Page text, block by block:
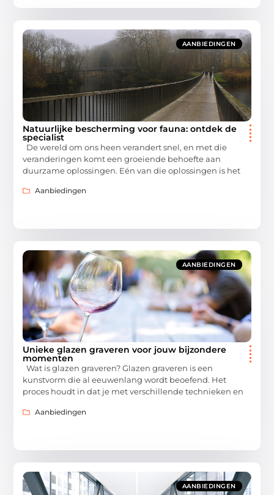
AANBIEDINGEN
Natuurlijke bescherming voor fauna: ontdek de
specialist
De wereld om ons heen verandert snel, en met die
veranderingen komt een groeiende behoefte aan
duurzame oplossingen. Eén van die oplossingen is het
Aanbiedingen
AANBIEDINGEN
Unieke glazen graveren voor jouw bijzondere
momenten
Wat is glazen graveren? Glazen graveren is een
kunstvorm die al eeuwenlang wordt beoefend. Het
proces houdt in dat je met verschillende technieken en
Aanbiedingen
AANBIEDINGEN